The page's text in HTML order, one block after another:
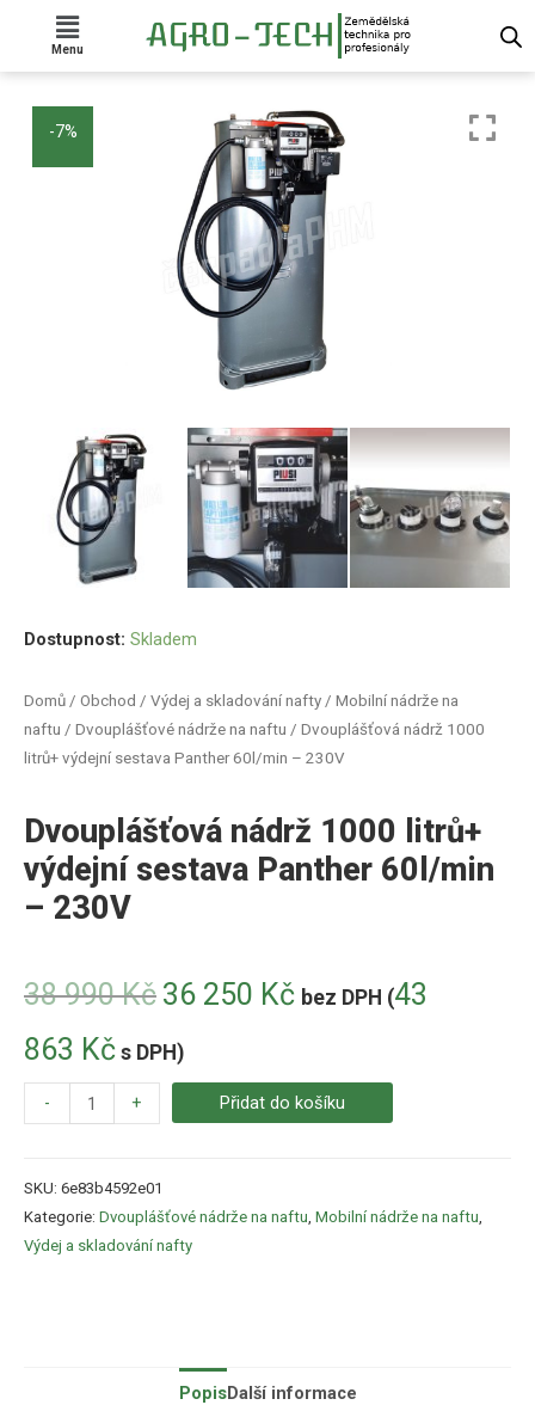
Menu
-7%
Domů / Obchod / Výdej a skladování nafty / Mobilní nádrže na
naftu / Dvouplášťové nádrže na naftu / Dvouplášťová nádrž 1000
litrů+ výdejní sestava Panther 60l/min – 230V
Dvouplášťová nádrž 1000 litrů+
výdejní sestava Panther 60l/min
– 230V
38 990Kč 36 250 Kč bez DPH (43
863 Kč s DPH)
Dostupnost: Skladem
- + Přidat do košíku
SKU: 6e83b4592e01
Kategorie: Dvouplášťové nádrže na naftu Mobilní nádrže na naftu
Výdej a skladování nafty
PopisDalší informace